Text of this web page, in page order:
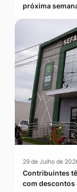
próxima
29 de Julho de
Contribuintes
com descontos